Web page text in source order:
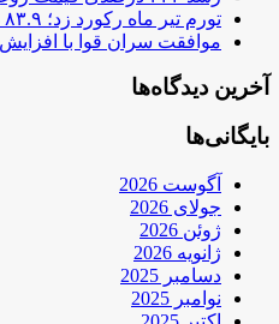
تورم تیر ماه رکورد زد؛ ۸۳.۹ درصد
موافقت سران قوا با
آخرین دیدگاه‌ها
بایگانی‌ها
آگوست 2026
جولای 2026
ژوئن 2026
ژانویه 2026
دسامبر 2025
نوامبر 2025